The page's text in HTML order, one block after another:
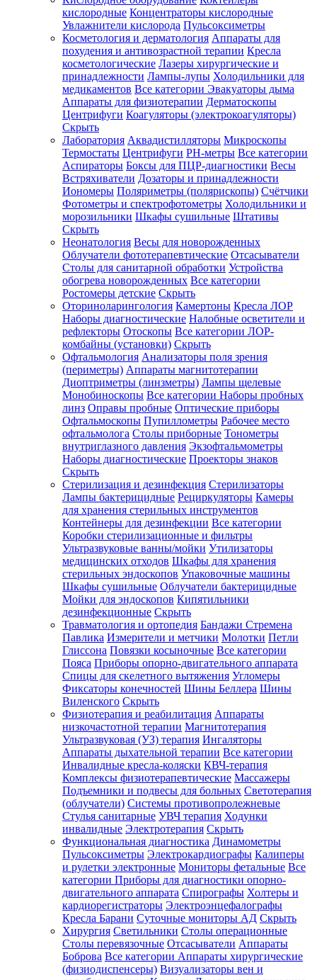
Зарегистрироваться
Зачем
регистрироваться?
Все
покупки
одном
месте
Личный
менеджер
Отслеживание
статуса
заказа
кислородные Концентраторы кислородные
Увлажнители кислорода Пульсоксиметры
Косметология и дерматология Аппараты для
похудения и антивозрастной терапии Кресла
косметологические Лазеры хирургические и
принадлежности Лампы-лупы Холодильники для
медикаментов Все категории Эвакуаторы дыма
Аппараты для физиотерапии Дерматоскопы
Центрифуги Коагуляторы (электрокоагуляторы)
Скрыть
Лаборатория Аквадистилляторы Микроскопы
Термостаты Центрифуги PH-метры Все категории
Аспираторы Боксы для ПЦР-диагностики Весы
Встряхиватели Дозаторы и принадлежности
Иономеры Поляриметры (полярископы) Счётчики
Фотометры и спектрофотометры Холодильники и
морозильники Шкафы сушильные Штативы
Скрыть
Неонатология Весы для новорожденных
Облучатели фототерапевтические Отсасыватели
Столы для санитарной обработки Устройства
обогрева новорожденных Все категории
Ростомеры детские Скрыть
Оториноларингология Камертоны Кресла ЛОР
Наборы диагностические Налобные осветители и
рефлекторы Отоскопы Все категории ЛОР-
комбайны (установки) Скрыть
Офтальмология Анализаторы поля зрения
(периметры) Аппараты магнитотерапии
Диоптриметры (линзметры) Лампы щелевые
Монобиноскопы Все категории Наборы пробных
линз Оправы пробные Оптические приборы
Офтальмоскопы Пупиллометры Рабочее место
офтальмолога Столы приборные Тонометры
внутриглазного давления Экзофтальмометры
Наборы диагностические Проекторы знаков
Скрыть
Стерилизация и дезинфекция Стерилизаторы
Лампы бактерицидные Рециркуляторы Камеры
для хранения стерильных инструментов
Контейнеры для дезинфекции Все категории
Коробки стерилизационные и фильтры
Ультразвуковые ванны/мойки Утилизаторы
медицинских отходов Шкафы для хранения
стерильных эндоскопов Упаковочные машины
Шкафы сушильные Облучатели бактерицидные
Мойки для эндоскопов Кипятильники
дезинфекционные Скрыть
Травматология и ортопедия Бандажи Стремена
Павлика Измерители и метчики Молотки Петли
Глиссона Повязки косыночные Все категории
Пояса Приборы опорно-двигательного аппарата
Спицы для скелетного вытяжения Угломеры
Фиксаторы конечностей Шины Беллера Шины
Виленского Скрыть
Физиотерапия и реабилитация Аппараты
низкочастотной терапии Магнитотерапия
Ультразвуковая (УЗ) терапия Ингаляторы
Аппараты дыхательной терапии Все категории
Инвалидные кресла-коляски КВЧ-терапия
Комплексы физиотерапевтические Массажеры
Подъемники и подвесы для больных Светотерапия
(облучатели) Системы противопролежневые
Стулья санитарные УВЧ терапия Ходунки
инвалидные Электротерапия Скрыть
Функциональная диагностика Динамометры
Пульсоксиметры Электрокардиографы Калиперы
и рулетки электронные Мониторы фетальные Все
категории Приборы для диагностики опорно-
двигательного аппарата Спирографы Холтеры и
кардиорегистраторы Электроэнцефалографы
Кресла Барани Суточные мониторы АД Скрыть
Хирургия Светильники Столы операционные
Столы перевязочные Отсасыватели Аппараты
Боброва Все категории Аппараты хирургические
(физиодиспенсеры) Визуализаторы вен и